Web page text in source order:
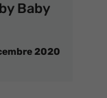
Baby
2020